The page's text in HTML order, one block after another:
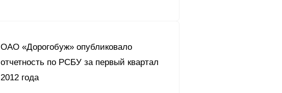
ОАО «Дорогобуж» опубликовало
отчетность по РСБУ за первый квартал
2012 года